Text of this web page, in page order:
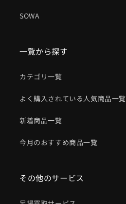
SOWA
一覧から探す
カテゴリ一覧
よく購入されている人気商品一覧
新着商品一覧
今月のおすすめ商品一覧
その他のサービス